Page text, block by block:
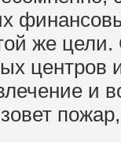
же цели.
центров
и